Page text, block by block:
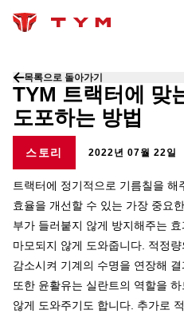
목록으로 돌아가기
TYM 트랙터에 맞
도포하는 방법
스토리 2022년 07월 22일
트랙터에 정기적으로 기름칠을
효율을 개선할 수 있는 가장 중요
부가 들러붙지 않게 방지해주는
마모되지 않게 도와줍니다. 적정
감소시켜 기계의 수명을 연장해
또한 윤활유는 실란트의 역할을
않게 도와주기도 합니다. 추가로